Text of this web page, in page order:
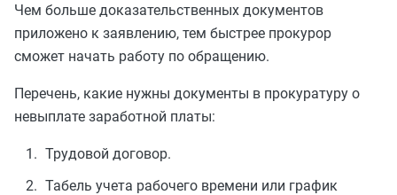
Чем больше доказательственных документов
приложено к заявлению, тем быстрее прокурор
сможет начать работу по обращению.
Перечень, какие нужны документы в прокуратуру о
невыплате заработной платы:
Трудовой договор.
Табель учета рабочего времени или график